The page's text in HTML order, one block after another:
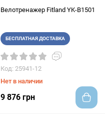
Велотренажер Fitland YK-B1501
БЕСПЛАТНАЯ ДОСТАВКА
Код: 25941-12
Нет в наличии
9 876 грн